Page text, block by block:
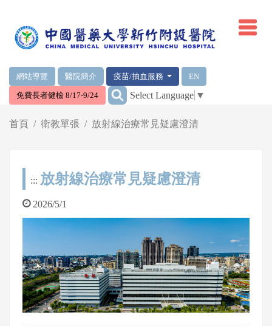
網站導覽 醫院簡介 疫苗/抽血服務 EN
免費長者健檢 8/17-9/24 ::: Select Language ▼
首頁 衛教單張 放射線治療常見疑慮澄清
::: 放射線治療常見疑慮澄清
2026/5/1